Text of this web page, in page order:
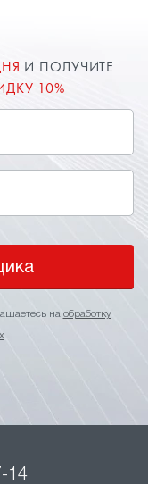
И ПОЛУЧИТЕ
10%
на обработку
14